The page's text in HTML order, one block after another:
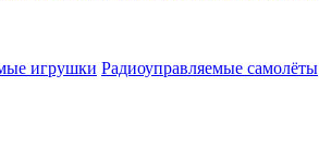
игрушки Радиоуправляемые самолёты